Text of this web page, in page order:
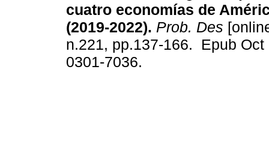
cuatro economías de
(2019-2022). Prob. Des
n.221, pp.137-166. Epub Oct
0301-7036.